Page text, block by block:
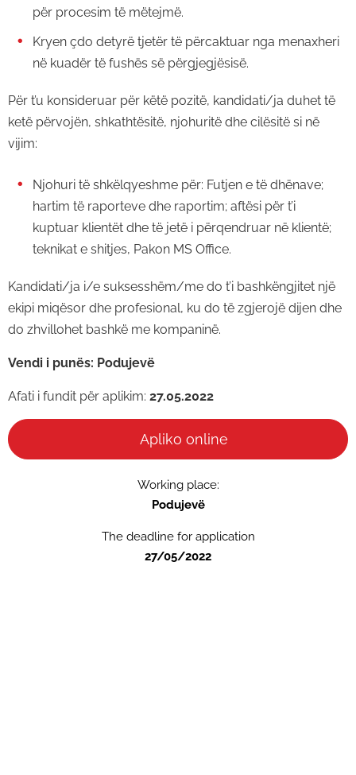
për procesim të mëtejmë.
Kryen çdo detyrë tjetër të përcaktuar nga menaxheri
në kuadër të fushës së përgjegjësisë.
Për t’u konsideruar për këtë pozitë, kandidati/ja duhet të
ketë përvojën, shkathtësitë, njohuritë dhe cilësitë si në
vijim:
Njohuri të shkëlqyeshme për: Futjen e të dhënave;
hartim të raporteve dhe raportim; aftësi për t’i
kuptuar klientët dhe të jetë i përqendruar në klientë;
teknikat e shitjes, Pakon MS Office.
Kandidati/ja i/e suksesshëm/me do t’i bashkëngjitet një
ekipi miqësor dhe profesional, ku do të zgjerojë dijen dhe
do zhvillohet bashkë me kompaninë.
Vendi i punës: Podujevë
Afati i fundit për aplikim: 27.05.2022
Apliko online
Working place:
Podujevë
The deadline for application
27/05/2022